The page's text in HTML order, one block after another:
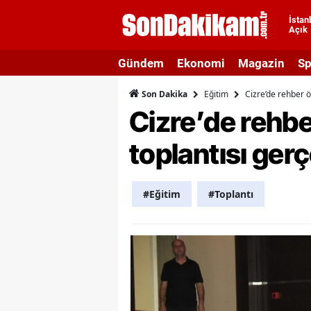
Açık
Gündem Ekonomi Magazin
Son Dakika Eğitim Cizre’de rehber
Cizre’de
toplantısı
#Eğitim #Toplantı